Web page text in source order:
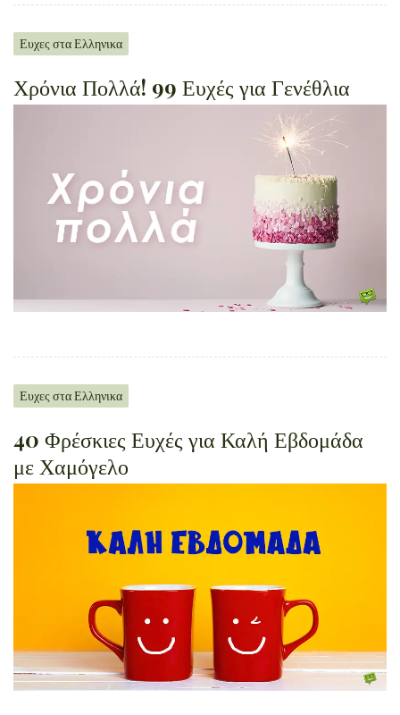
Ευχες στα Ελληνικα
Χρόνια Πολλά! 99 Ευχές για Γενέθλια
Ευχες στα Ελληνικα
40 Φρέσκιες Ευχές για Καλή Εβδομάδα
με Χαμόγελο